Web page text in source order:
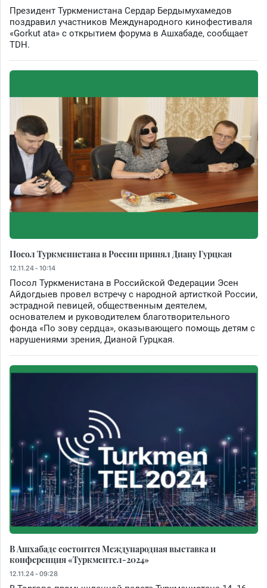
Президент Туркменистана Сердар Бердымухамедов
поздравил участников Международного кинофестиваля
«Gorkut ata» с открытием форума в Ашхабаде, сообщает
TDH.
Посол Туркменистана в России принял Диану Гурцкая
12.11.24 - 10:14
Посол Туркменистана в Российской Федерации Эсен
Айдогдыев провел встречу с народной артисткой России,
эстрадной певицей, общественным деятелем,
основателем и руководителем благотворительного
фонда «По зову сердца», оказывающего помощь детям с
нарушениями зрения, Дианой Гурцкая.
В Ашхабаде состоится Международная выставка и
конференция «Туркментел-2024»
12.11.24 - 09:28